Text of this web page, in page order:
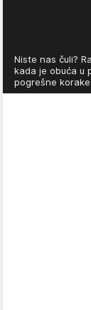
Niste nas čuli?
kada je obuća u
pogrešne